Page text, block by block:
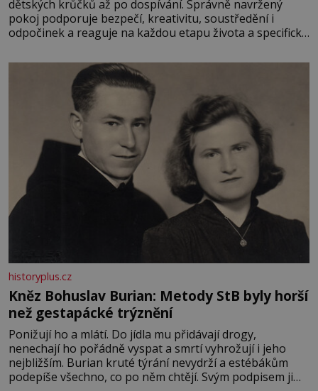
dětských krůčků až po dospívání. Správně navržený
pokoj podporuje bezpečí, kreativitu, soustředění i
odpočinek a reaguje na každou etapu života a specifické
měkkost a bezpečí, proto by pokoj miminka měl působit
především klidně a útulně. Předškolní věk je
historyplus.cz
Kněz Bohuslav Burian: Metody StB byly horší
než gestapácké trýznění
Ponižují ho a mlátí. Do jídla mu přidávají drogy,
nenechají ho pořádně vyspat a smrtí vyhrožují i jeho
nejbližším. Burian kruté týrání nevydrží a estébákům
podepíše všechno, co po něm chtějí. Svým podpisem jim